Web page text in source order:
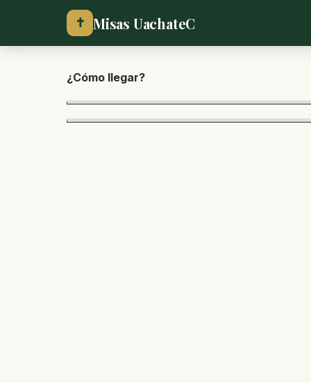
✝ Misas UachateC
¿Cómo llegar?